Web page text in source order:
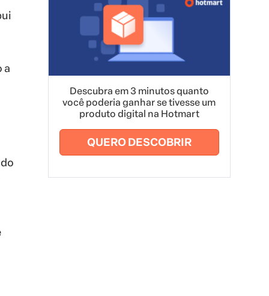
a
Descubra em 3 minutos quanto
você poderia ganhar se tivesse um
produto digital na Hotmart
QUERO DESCOBRIR